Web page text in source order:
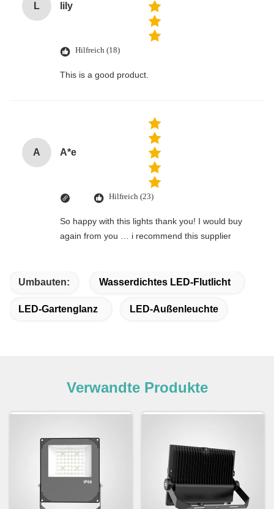
L lily
Hilfreich (18)
This is a good product.
A A*e
Hilfreich (23)
So happy with this lights thank you! I would buy
again from you … i recommend this supplier
Umbauten: Wasserdichtes LED-Flutlicht
LED-Gartenglanz LED-Außenleuchte
Verwandte Produkte